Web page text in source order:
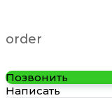
order
Позвонить
Написать